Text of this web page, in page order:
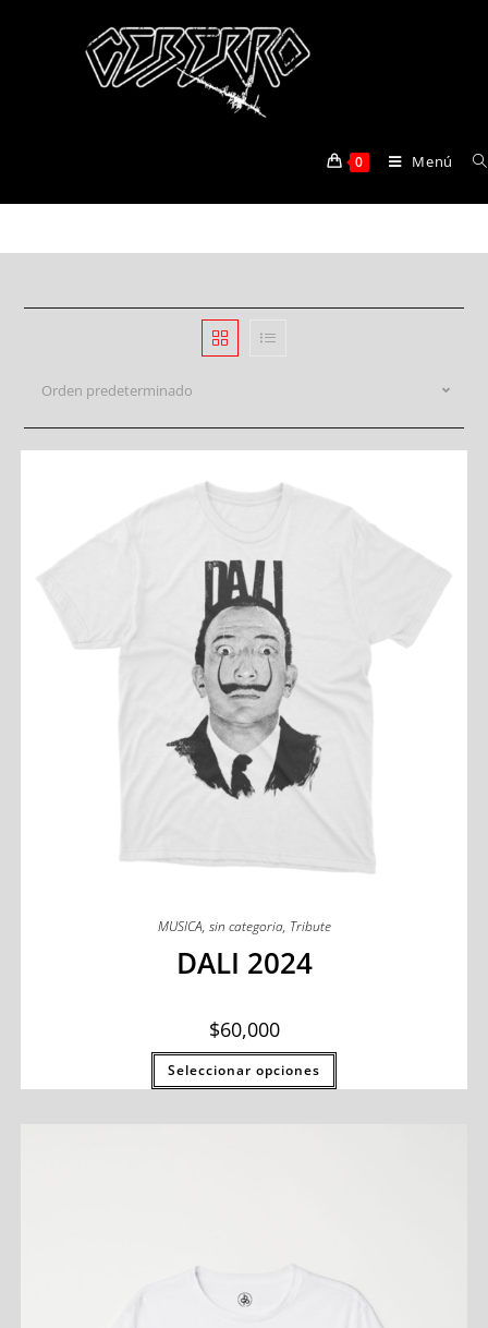
0 Menú
Orden predeterminado
MUSICA, sin categoria, Tribute
DALI 2024
$60,000
Seleccionar opciones